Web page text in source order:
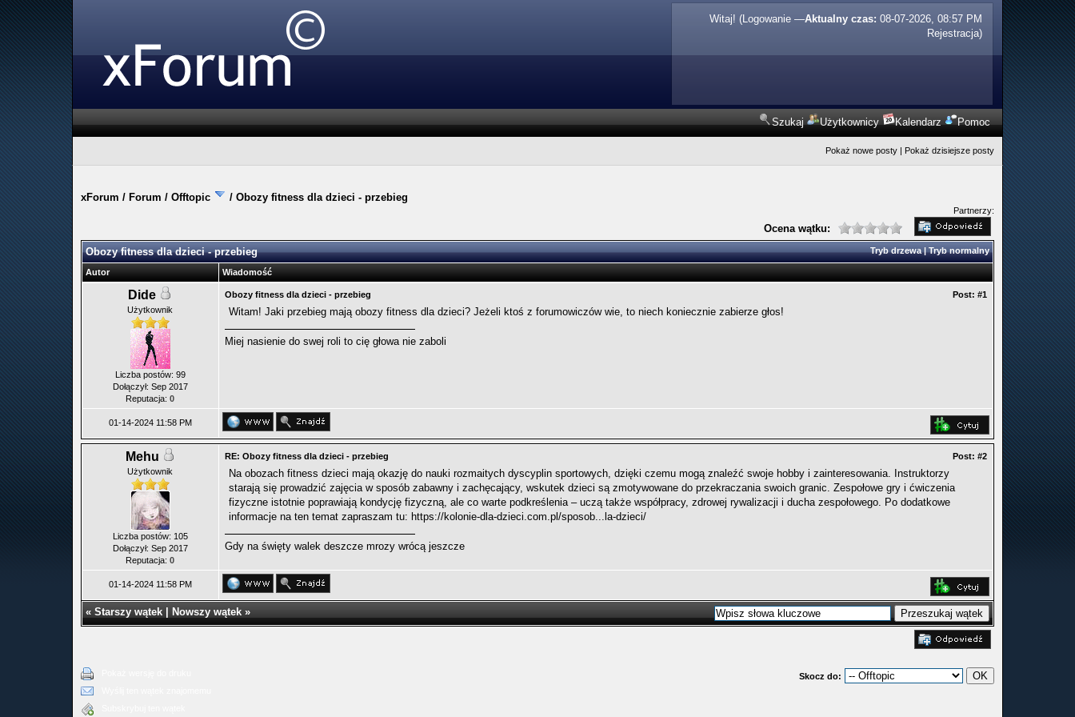
Aktualny czas: 08-07-2026, 08:57 PM
Witaj! (Logowanie —
Rejestracja)
Szukaj Użytkownicy Kalendarz Pomoc
Pokaż nowe posty | Pokaż dzisiejsze posty
xForum / Forum / Offtopic / Obozy fitness dla dzieci - przebieg
Partnerzy:
Ocena wątku:
0 Głosów - 0 Średnio
1
2
3
4
5
Tryb drzewa|Tryb normalny
Obozy fitness dla dzieci - przebieg
Autor Wiadomość
Dide
Użytkownik
Liczba postów: 99
Dołączył: Sep 2017
Reputacja:0
Post: #1
Obozy fitness dla dzieci - przebieg
Witam! Jaki przebieg mają obozy fitness dla dzieci? Jeżeli ktoś z forumowiczów wie, to niech koniecznie zabierze głos!
Miej nasienie do swej roli to cię głowa nie zaboli
01-14-2024 11:58 PM
Mehu
Użytkownik
Liczba postów: 105
Dołączył: Sep 2017
Reputacja:0
Post: #2
RE: Obozy fitness dla dzieci - przebieg
Na obozach fitness dzieci mają okazję do nauki rozmaitych dyscyplin sportowych, dzięki czemu mogą znaleźć swoje hobby i zainteresowania. Instruktorzy
starają się prowadzić zajęcia w sposób zabawny i zachęcający, wskutek dzieci są zmotywowane do przekraczania swoich granic. Zespołowe gry i ćwiczenia
fizyczne istotnie poprawiają kondycję fizyczną, ale co warte podkreślenia – uczą także współpracy, zdrowej rywalizacji i ducha zespołowego. Po dodatkowe
informacje na ten temat zapraszam tu: https://kolonie-dla-dzieci.com.pl/sposob...la-dzieci/
Gdy na święty walek deszcze mrozy wrócą jeszcze
01-14-2024 11:58 PM
« Starszy wątek| Nowszy wątek»
Skocz do: